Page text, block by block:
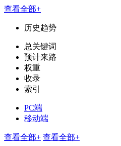
查看全部+
历史趋势
总关键词
预计来路
权重
收录
索引
PC端
移动端
查看全部+ 查看全部+